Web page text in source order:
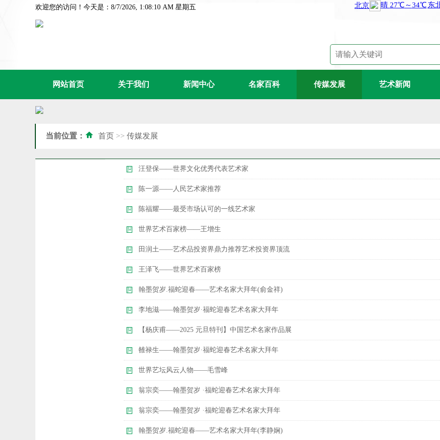
欢迎您的访问！今天是：8/7/2026, 1:08:11 AM 星期五
网站首页 关于我们 新闻中心 名家百科 传媒发展 艺术新闻
当前位置： 首页 >> 传媒发展
​汪登保——世界文化优秀代表艺术家
​陈一源——人民艺术家推荐
​陈福耀——最受市场认可的一线艺术家
​世界艺术百家榜——王增生
​田润土——艺术品投资界鼎力推荐艺术投资界顶流
​王泽飞——世界艺术百家榜
翰墨贺岁.福蛇迎春——艺术名家大拜年(俞金祥)
​李地滋——翰墨贺岁·福蛇迎春艺术名家大拜年
​【杨庆甫——2025 元旦特刊】中国艺术名家作品展
雒禄生——翰墨贺岁·福蛇迎春艺术名家大拜年
世界艺坛风云人物——毛雪峰
​翁宗奕——翰墨贺岁 ·福蛇迎春艺术名家大拜年
​翁宗奕——翰墨贺岁 ·福蛇迎春艺术名家大拜年
​翰墨贺岁.福蛇迎春——艺术名家大拜年(李静娴)